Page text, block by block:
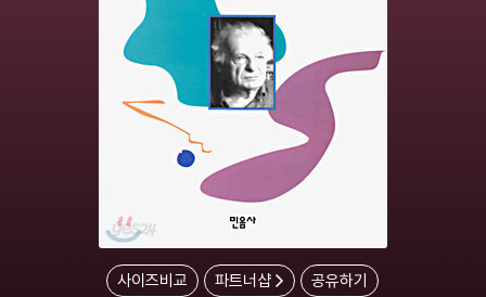
사이즈비교 파트너샵 공유하기